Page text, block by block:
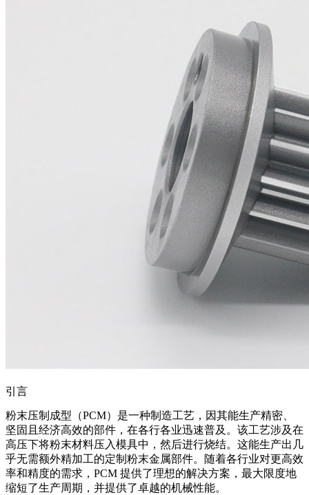
引言
粉末压制成型 （PCM）是一种制造工艺，因其能生产精密、
坚固且经济高效的部件，在各行各业迅速普及。该工艺涉及在
高压下将粉末材料压入模具中，然后进行烧结。这能生产出几
乎无需额外精加工的定制粉末金属部件。随着各行业对更高效
率和精度的需求，PCM 提供了理想的解决方案，最大限度地
缩短了生产周期，并提供了卓越的机械性能。